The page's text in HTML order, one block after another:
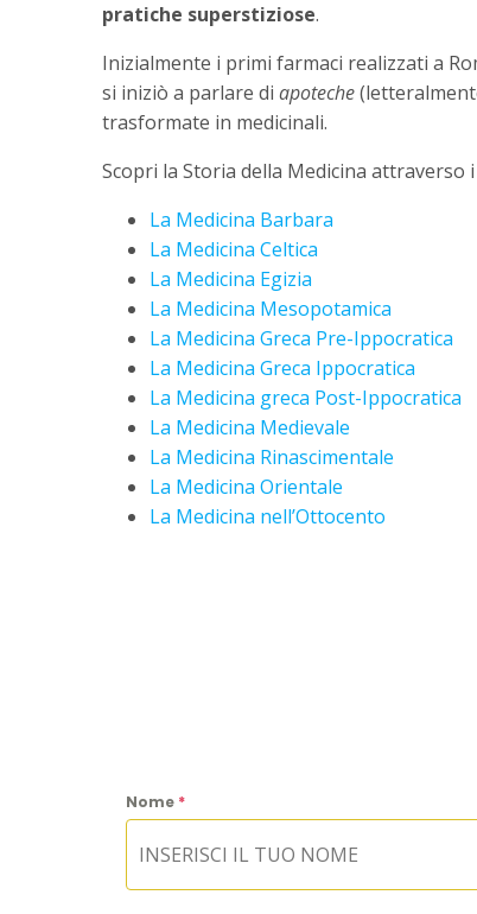
pratiche superstiziose.
Inizialmente i primi farmaci realizzati a
si iniziò a parlare di apoteche
trasformate in medicinali.
Scopri la Storia della Medicina attraverso
La Medicina Barbara
La Medicina Celtica
La Medicina Egizia
La Medicina Mesopotamica
La Medicina Greca Pre-Ippocratica
La Medicina Greca Ippocratica
La Medicina greca Post-Ippocratica
La Medicina Medievale
La Medicina Rinascimentale
La Medicina Orientale
La Medicina nell’Ottocento
Nome *